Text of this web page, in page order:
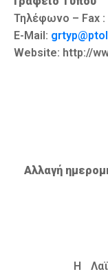
Τηλέφωνο – Fax :
E-Mail:
Website: http://
Αλλαγή
Η